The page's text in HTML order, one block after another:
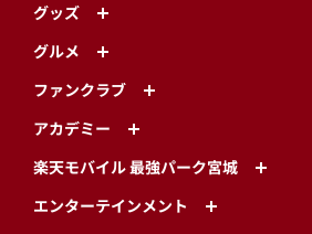
グッズ
グルメ
ファンクラブ
アカデミー
楽天モバイル 最強パーク宮城
エンターテインメント